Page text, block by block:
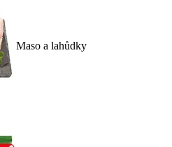
Maso a lahůdky